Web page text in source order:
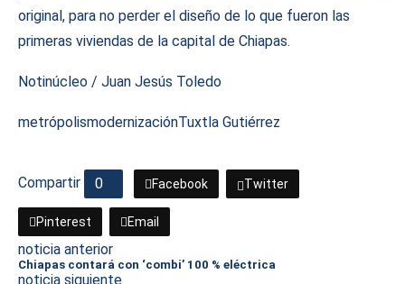
original, para no perder el diseño de lo que fueron las
primeras viviendas de la capital de Chiapas.
Notinúcleo / Juan Jesús Toledo
metrópolismodernizaciónTuxtla Gutiérrez
Compartir 0 Facebook Twitter
Pinterest Email
noticia anterior
Chiapas contará con ‘combi’ 100 % eléctrica
noticia siguiente